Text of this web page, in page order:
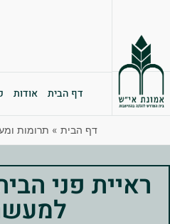
דף הבית אודות
דף הבית » תרומות
ראיית פני